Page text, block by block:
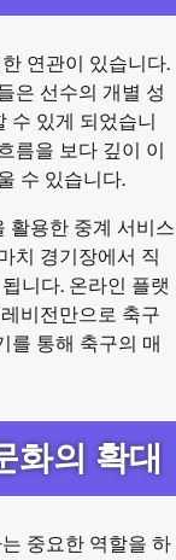
연관이 있습니다.
은 선수의 개별 성
수 있게 되었습니
름을 보다 깊이 이
수 있습니다.
활용한 중계 서비스
치 경기장에서 직
니다. 온라인 플랫
비전만으로 축구
를 통해 축구의 매
화의 확대
중요한 역할을 하